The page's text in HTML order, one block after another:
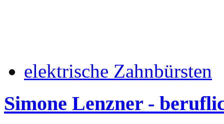
elektrische Zahnbürsten
Simone Lenzner -